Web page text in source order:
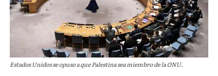
Estados Unidos se opuso a que Palestina sea miembro de la ONU.